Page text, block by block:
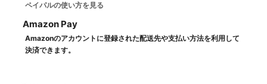
ペイパルの使い方を見る
Amazon Pay
Amazonのアカウントに登録された配送先や支払い方法を利用して
決済できます。